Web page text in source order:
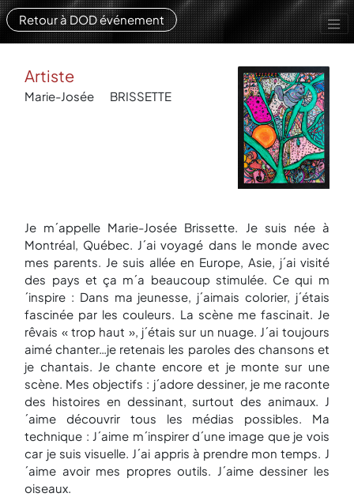
Retour à DOD événement
Artiste
Marie-Josée BRISSETTE
Je m´appelle Marie-Josée Brissette. Je suis née à
Montréal, Québec. J´ai voyagé dans le monde avec
mes parents. Je suis allée en Europe, Asie, j´ai visité
des pays et ça m´a beaucoup stimulée. Ce qui m
´inspire : Dans ma jeunesse, j´aimais colorier, j´étais
fascinée par les couleurs. La scène me fascinait. Je
rêvais « trop haut », j´étais sur un nuage. J´ai toujours
aimé chanter…je retenais les paroles des chansons et
je chantais. Je chante encore et je monte sur une
scène. Mes objectifs : j´adore dessiner, je me raconte
des histoires en dessinant, surtout des animaux. J
´aime découvrir tous les médias possibles. Ma
technique : J´aime m´inspirer d´une image que je vois
car je suis visuelle. J´ai appris à prendre mon temps. J
´aime avoir mes propres outils. J´aime dessiner les
oiseaux.